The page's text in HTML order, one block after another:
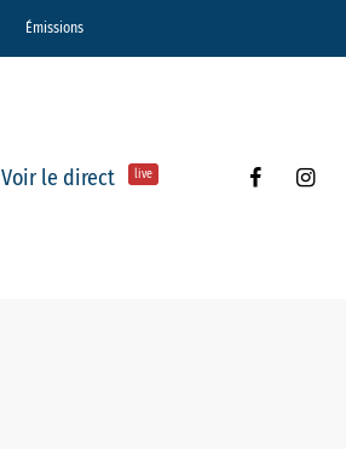
Émissions
Voir le direct live